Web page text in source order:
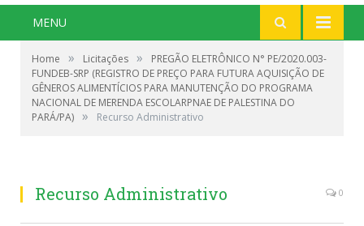
MENU
Home » Licitações »
PREGÃO ELETRÔNICO N° PE/2020.003-
FUNDEB-SRP (REGISTRO DE PREÇO PARA FUTURA AQUISIÇÃO DE
GÊNEROS ALIMENTÍCIOS PARA MANUTENÇÃO DO PROGRAMA
NACIONAL DE MERENDA ESCOLARPNAE DE PALESTINA DO
PARÁ/PA) » Recurso Administrativo
Recurso Administrativo 0